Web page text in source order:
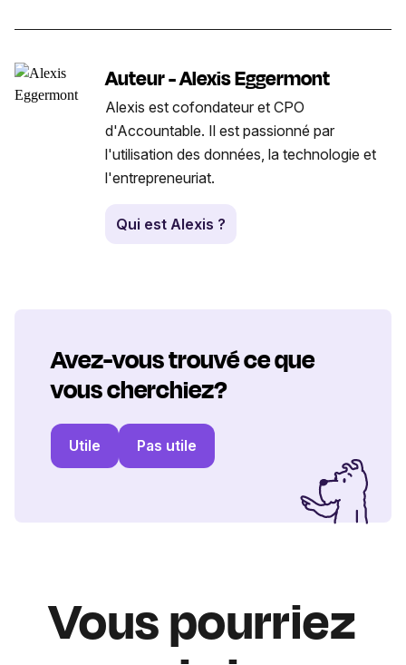
Auteur - Alexis Eggermont
Alexis est cofondateur et CPO
d'Accountable. Il est passionné par
l'utilisation des données, la technologie et
l'entrepreneuriat.
Qui est Alexis ?
Avez-vous trouvé ce que
vous cherchiez?
Utile Pas utile
Vous pourriez